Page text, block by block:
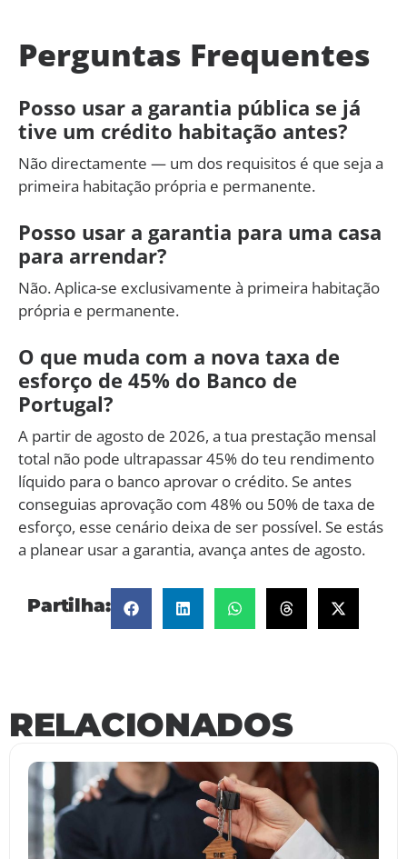
Perguntas Frequentes
Posso usar a garantia pública se já
tive um crédito habitação antes?
Não directamente — um dos requisitos é que seja a
primeira habitação própria e permanente.
Posso usar a garantia para uma casa
para arrendar?
Não. Aplica-se exclusivamente à primeira habitação
própria e permanente.
O que muda com a nova taxa de
esforço de 45% do Banco de
Portugal?
A partir de agosto de 2026, a tua prestação mensal
total não pode ultrapassar 45% do teu rendimento
líquido para o banco aprovar o crédito. Se antes
conseguias aprovação com 48% ou 50% de taxa de
esforço, esse cenário deixa de ser possível. Se estás
a planear usar a garantia, avança antes de agosto.
Partilha:
RELACIONADOS